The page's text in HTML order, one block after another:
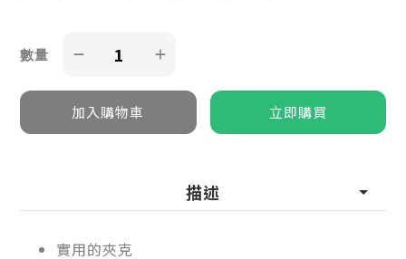
數量
描述
實用的夾克